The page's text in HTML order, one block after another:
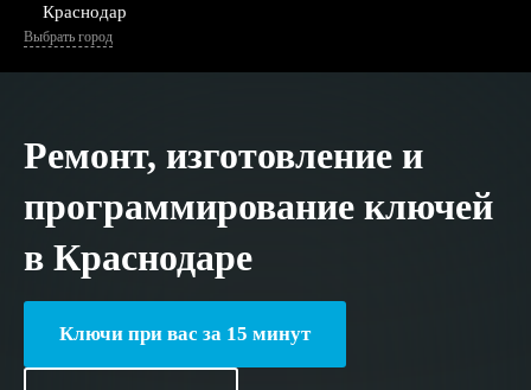
Краснодар
Выбрать город
Ремонт, изготовление и
программирование ключей
в Краснодаре
Ключи при вас за 15 минут